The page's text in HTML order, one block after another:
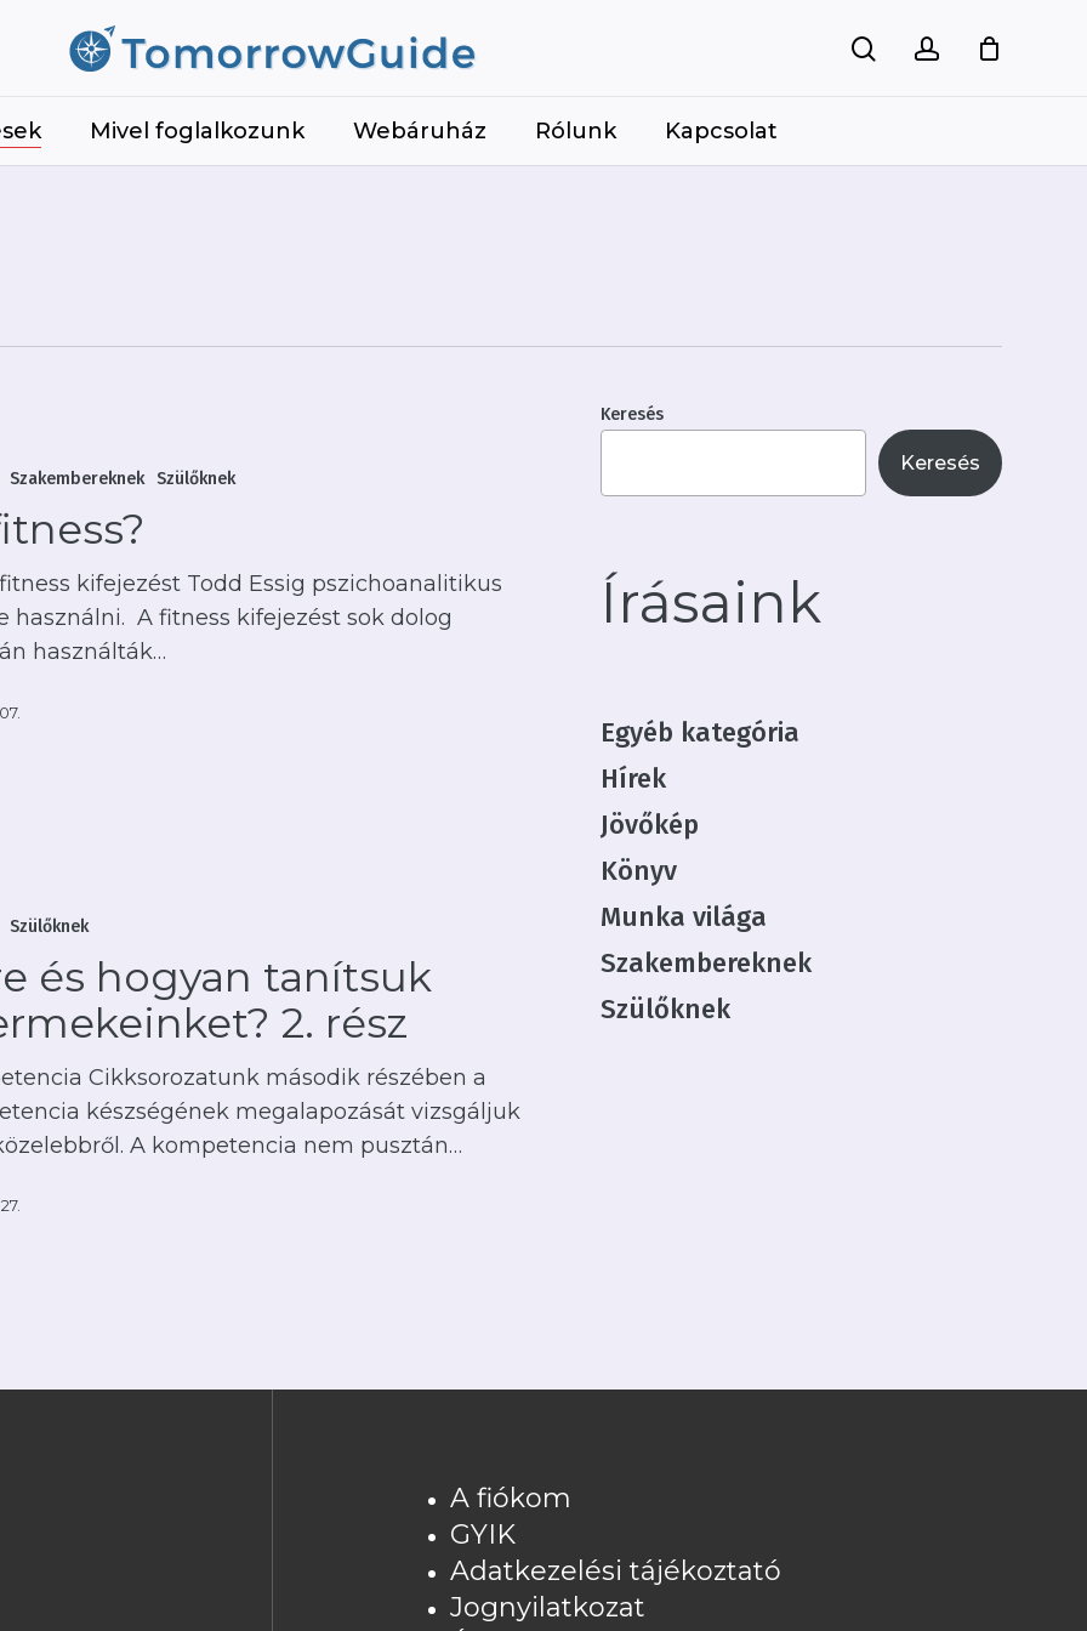
Mivel foglalkozunk Webáruház Rólunk Kapcsolat
Kosár
Nincsenek termékek a
kosárban.
Szakembereknek Szülőknek
kifejezést Todd Essig pszichoanalitikus
használni. A fitness kifejezést sok dolog
használták…
Szülőknek
és hogyan tanítsuk
2. rész
Cikksorozatunk második részében a
készségének megalapozását vizsgáljuk
A kompetencia nem pusztán…
Keresés
Keresés
Írásaink
Egyéb kategória
Hírek
Jövőkép
Könyv
Munka világa
Szakembereknek
Szülőknek
A fiókom
GYIK
Adatkezelési tájékoztató
Jognyilatkozat